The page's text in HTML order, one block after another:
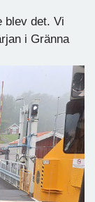
blev det. Vi
i Gränna